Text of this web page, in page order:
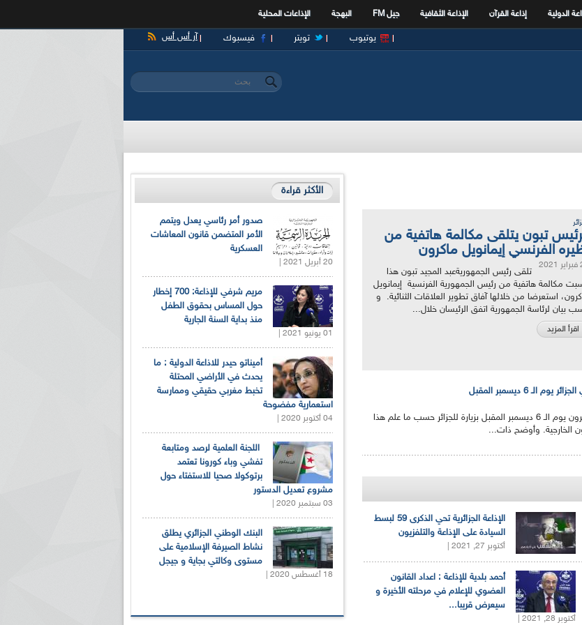
الدولية إذاعة القرآن الإذاعة الثقافية جيل FM البهجة الإذاعات المحلية
آر أس أس فيسبوك تويتر يوتيوب
استمارة البحث
‏بحث ‏
تبون يتلقى مكالمة هاتفية من
الفرنسي إيمانويل ماكرون
تلقى رئيس الجمهوريةعبد المجيد تبون هذا
مكالمة هاتفية من رئيس الجمهورية الفرنسية إيمانويل
استعرضا من خلالها آفاق تطوير العلاقات الثنائية. و
بيان لرئاسة الجمهورية اتفق الرئيسان خلال...
اقرأ المزيد
6 ديسمبر المقبل
سيقوم الرئيس الفرنسي ايمانويل ماكرون يوم الـ 6 ديسمبر المقبل بزيارة للجزائر حسب ما علم هذا
الخارجية. وأوضح ذات...
الإذاعة الجزائرية تحي الذكرى 59 لبسط
السيادة على الإذاعة والتلفزيون
أكتوبر 27, 2021 |
أحمد بلدية للإذاعة : اعداد القانون
العضوي للإعلام في مرحلته الأخيرة و
سيعرض قريبا...
أكتوبر 28, 2021 |
الأكثر قراءة
صدور أمر رئاسي يعدل ويتمم
الأمر المتضمن قانون المعاشات
العسكرية
20 أبريل 2021 |
مريم شرفي للإذاعة: 700 إخطار
حول المساس بحقوق الطفل
منذ بداية السنة الجارية
01 يونيو 2021 |
أميناتو حيدر للاذاعة الدولية : ما
يحدث في الأراضي المحتلة
تخبط مغربي حقيقي وممارسة
استعمارية مفضوحة
04 أكتوبر 2020 |
اللجنة العلمية لرصد ومتابعة
تفشي وباء كورونا تعتمد
برتوكولا صحيا للاستفتاء حول
مشروع تعديل الدستور
03 سبتمبر 2020 |
البنك الوطني الجزائري يطلق
نشاط الصيرفة الإسلامية على
مستوى وكالتي بجاية و جيجل
18 أغسطس 2020 |